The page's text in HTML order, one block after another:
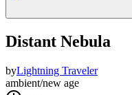
Distant Nebula
byLightning Traveler
ambient/new age